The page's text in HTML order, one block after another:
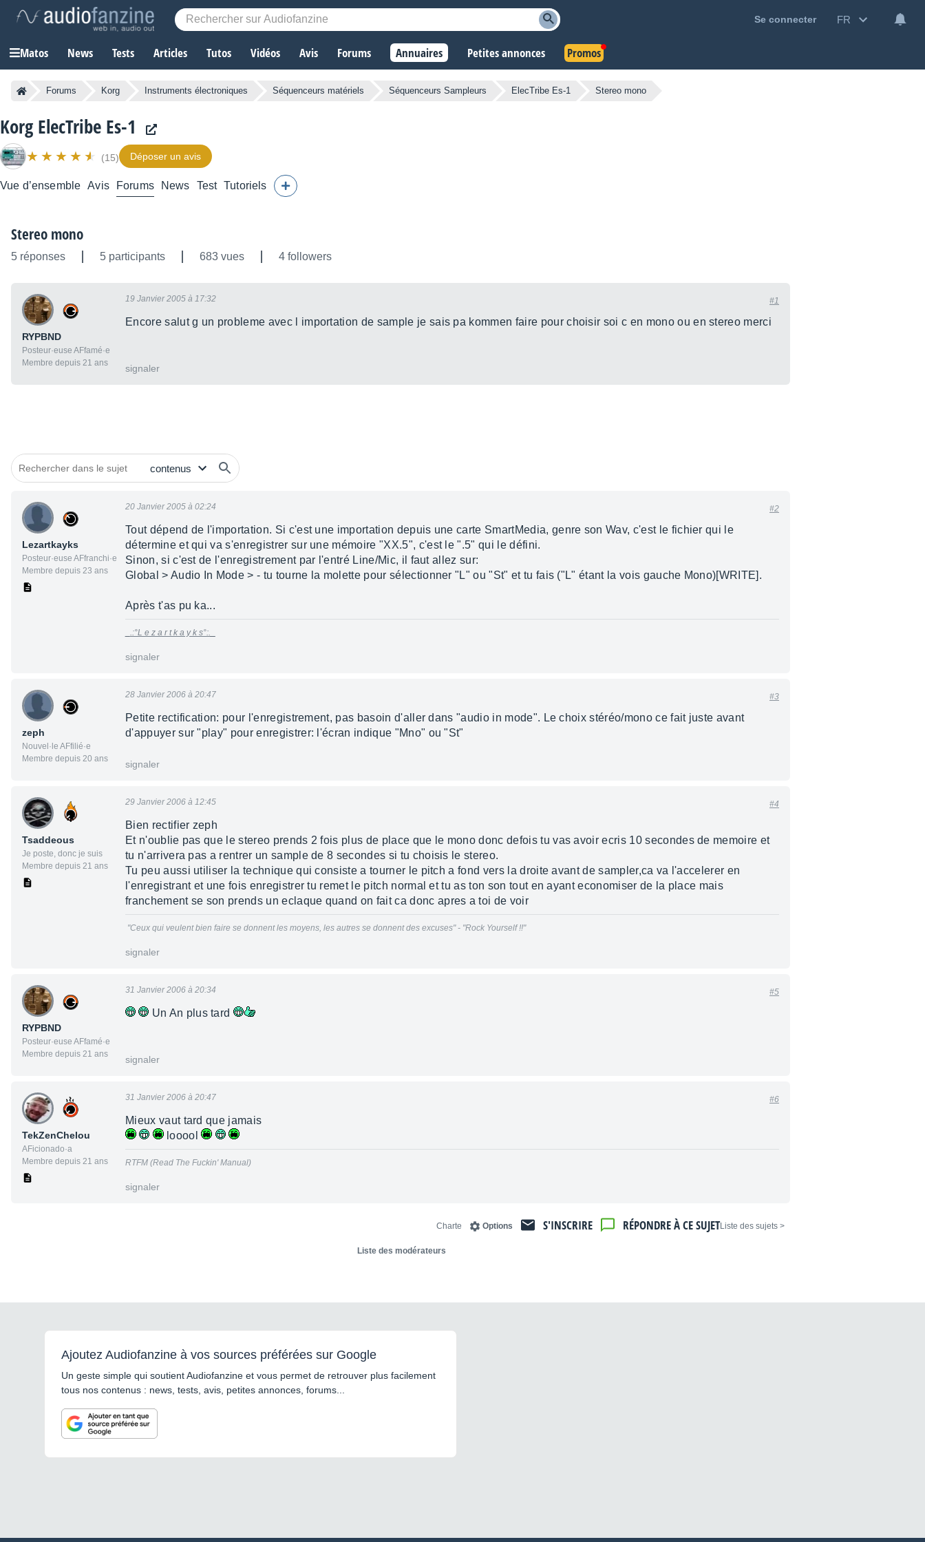
Se connecter FR
Matos News Tests Articles Tutos Vidéos Avis Forums Annuaires Petites annonces Promos
Forums Korg Instruments électroniques Séquenceurs matériels Séquenceurs Sampleurs ElecTribe Es-1 Stereo mono
Korg ElecTribe Es-1
(15) Déposer un avis
Vue d’ensemble Avis Forums News Test Tutoriels
Stereo mono
5 réponses 5 participants 683 vues 4 followers
RYPBND
Posteur·euse AFfamé·e
Membre depuis 21 ans
19 Janvier 2005 à 17:32 #1
Encore salut g un probleme avec l importation de sample je sais pa kommen faire pour choisir soi c en mono ou en stereo merci
signaler
Lezartkayks
Posteur·euse AFfranchi·e
Membre depuis 23 ans
20 Janvier 2005 à 02:24 #2
Tout dépend de l'importation. Si c'est une importation depuis une carte SmartMedia, genre son Wav, c'est le fichier qui le
détermine et qui va s'enregistrer sur une mémoire "XX.5", c'est le ".5" qui le défini.
Sinon, si c'est de l'enregistrement par l'entré Line/Mic, il faut allez sur:
Global > Audio In Mode > - tu tourne la molette pour sélectionner "L" ou "St" et tu fais ("L" étant la vois gauche Mono)[WRITE].
Après t'as pu ka...
_.:°L e z a r t k a y k s°:._
signaler
zeph
Nouvel·le AFfilié·e
Membre depuis 20 ans
28 Janvier 2006 à 20:47 #3
Petite rectification: pour l'enregistrement, pas basoin d'aller dans "audio in mode". Le choix stéréo/mono ce fait juste avant
d'appuyer sur "play" pour enregistrer: l'écran indique "Mno" ou "St"
signaler
Tsaddeous
Je poste, donc je suis
Membre depuis 21 ans
29 Janvier 2006 à 12:45 #4
Bien rectifier zeph
Et n'oublie pas que le stereo prends 2 fois plus de place que le mono donc defois tu vas avoir ecris 10 secondes de memoire et
tu n'arrivera pas a rentrer un sample de 8 secondes si tu choisis le stereo.
Tu peu aussi utiliser la technique qui consiste a tourner le pitch a fond vers la droite avant de sampler,ca va l'accelerer en
l'enregistrant et une fois enregistrer tu remet le pitch normal et tu as ton son tout en ayant economiser de la place mais
franchement se son prends un eclaque quand on fait ca donc apres a toi de voir
"Ceux qui veulent bien faire se donnent les moyens, les autres se donnent des excuses" - "Rock Yourself !!"
signaler
RYPBND
Posteur·euse AFfamé·e
Membre depuis 21 ans
31 Janvier 2006 à 20:34 #5
Un An plus tard
signaler
TekZenChelou
AFicionado·a
Membre depuis 21 ans
31 Janvier 2006 à 20:47 #6
Mieux vaut tard que jamais
looool
RTFM (Read The Fuckin' Manual)
signaler
< Liste des sujets
RÉPONDRE À CE SUJET
S'INSCRIRE
Options
Charte
Liste des modérateurs
Ajoutez Audiofanzine à vos sources préférées sur Google
Un geste simple qui soutient Audiofanzine et vous permet de retrouver plus facilement
tous nos contenus : news, tests, avis, petites annonces, forums...